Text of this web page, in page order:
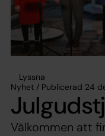
Lyssna
Nyhet / Publicerad 24
Välkommen att